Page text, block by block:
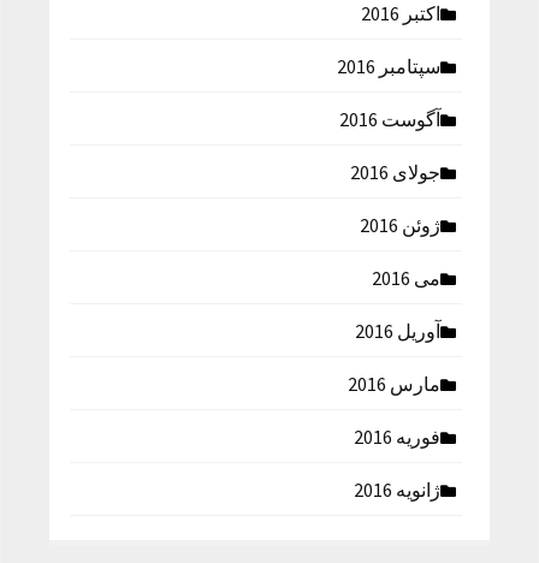
اکتبر 2016
سپتامبر 2016
آگوست 2016
جولای 2016
ژوئن 2016
می 2016
آوریل 2016
مارس 2016
فوریه 2016
ژانویه 2016